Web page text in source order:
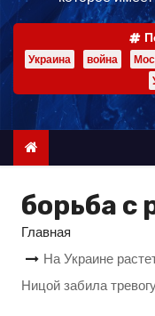
ж
м
Украина война
борьба с
Главная
На Украине
Ницой забила